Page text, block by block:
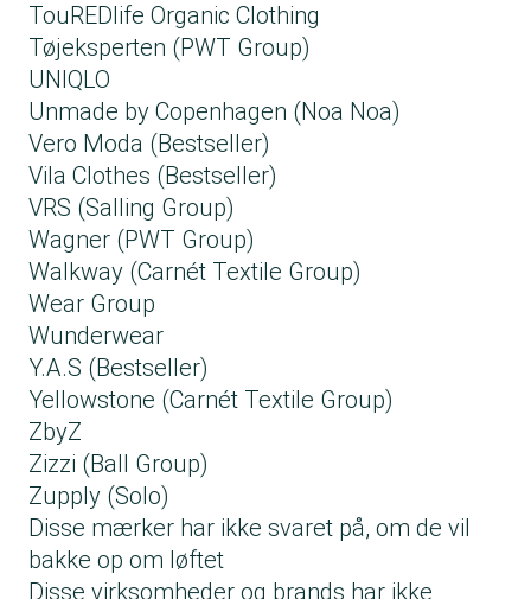
TouREDlife Organic Clothing
Tøjeksperten (PWT Group)
UNIQLO
Unmade by Copenhagen (Noa Noa)
Vero Moda (Bestseller)
Vila Clothes (Bestseller)
VRS (Salling Group)
Wagner (PWT Group)
Walkway (Carnét Textile Group​)
Wear Group
Wunderwear
Y.A.S (Bestseller)
Yellowstone (Carnét Textile Group​)
ZbyZ
Zizzi (Ball Group)
Zupply (Solo)
Disse mærker har ikke svaret på, om de vil
bakke op om løftet
Disse virksomheder og brands har ikke